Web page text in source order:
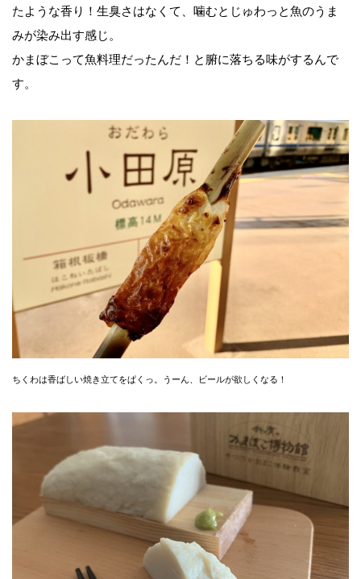
たような香り！生臭さはなくて、噛むとじゅわっと魚のうま
みが染み出す感じ。
かまぼこって魚料理だったんだ！と腑に落ちる味がするんで
す。
ちくわは香ばしい焼き立てをぱくっ。うーん、ビールが欲しくなる！